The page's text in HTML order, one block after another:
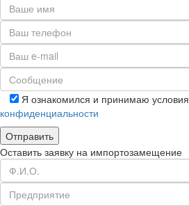
Я ознакомился и принимаю условия
конфиденциальности
Оставить заявку на импортозамещение